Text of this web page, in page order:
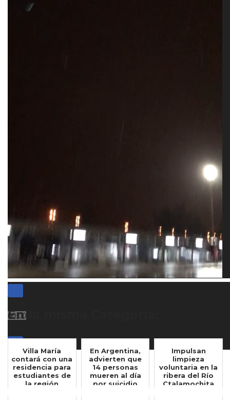
00:00
En la misma Categoría:
Villa María
contará con una
residencia para
estudiantes de
la región
En Argentina,
advierten que
14 personas
mueren al día
por suicidio
Impulsan
limpieza
voluntaria en la
ribera del Río
Ctalamochita